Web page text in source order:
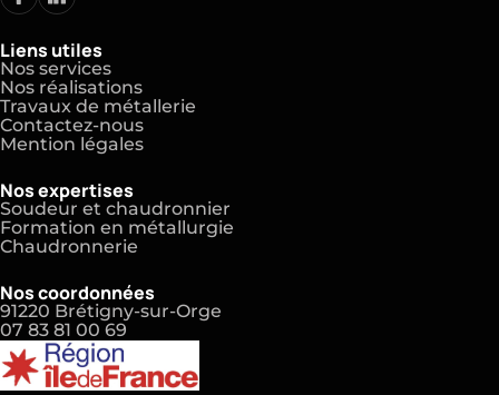
Liens utiles
Nos services
Nos réalisations
Travaux de métallerie
Contactez-nous
Mention légales
Nos expertises
Soudeur et chaudronnier
Formation en métallurgie
Chaudronnerie
Nos coordonnées
91220 Brétigny-sur-Orge
07 83 81 00 69